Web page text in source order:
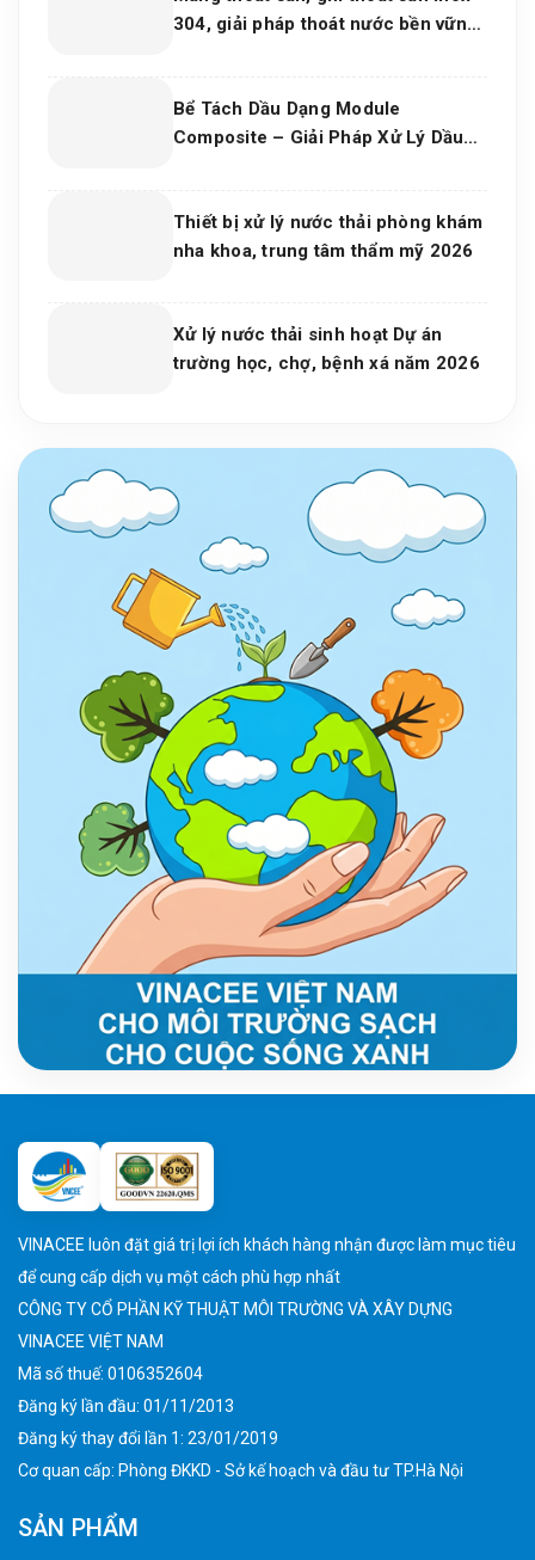
304, giải pháp thoát nước bền vững
Bể Tách Dầu Dạng Module
Composite – Giải Pháp Xử Lý Dầu
Thiết bị xử lý nước thải phòng khám
nha khoa, trung tâm thẩm mỹ 2026
Xử lý nước thải sinh hoạt Dự án
trường học, chợ, bệnh xá năm 2026
VINACEE luôn đặt giá trị lợi ích khách hàng nhận được làm mục tiêu
để cung cấp dịch vụ một cách phù hợp nhất
CÔNG TY CỔ PHẦN KỸ THUẬT MÔI TRƯỜNG VÀ XÂY DỰNG
VINACEE VIỆT NAM
Mã số thuế: 0106352604
Đăng ký lần đầu: 01/11/2013
Đăng ký thay đổi lần 1: 23/01/2019
Cơ quan cấp: Phòng ĐKKD - Sở kế hoạch và đầu tư TP.Hà Nội
SẢN PHẨM